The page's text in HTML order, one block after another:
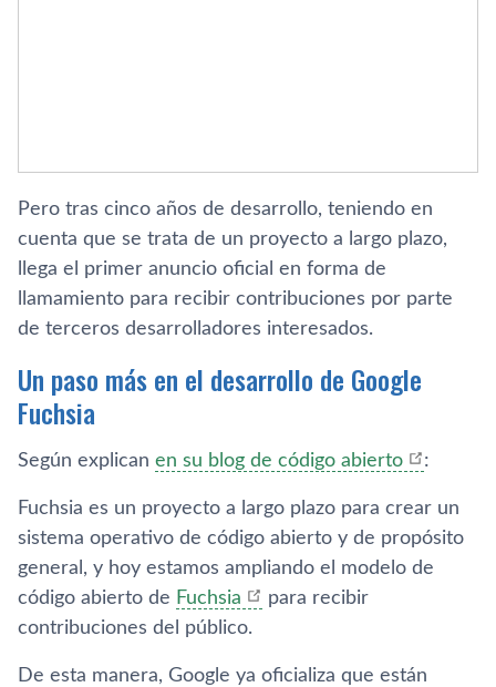
Pero tras cinco años de desarrollo, teniendo en
cuenta que se trata de un proyecto a largo plazo,
llega el primer anuncio oficial en forma de
llamamiento para recibir contribuciones por parte
de terceros desarrolladores interesados.
Un paso más en el desarrollo de Google
Fuchsia
Según explican en su blog de código abierto :
Fuchsia es un proyecto a largo plazo para crear un
sistema operativo de código abierto y de propósito
general, y hoy estamos ampliando el modelo de
código abierto de Fuchsia
para recibir
contribuciones del público.
De esta manera, Google ya oficializa que están